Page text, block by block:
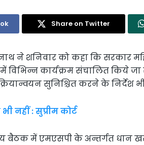
Share on Twitter
ने शनिवार को कहा कि सरकार
कार्यक्रम संचालित किये जा
सुनिश्चित करने के निर्देश भी
नहीं : सुप्रीम कोर्ट
बैठक में एमएसपी के अन्तर्गत धान